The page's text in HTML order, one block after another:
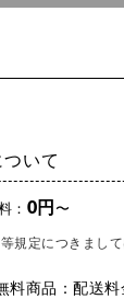
いて
： 0円 〜
規定につきまし
料商品：配送料